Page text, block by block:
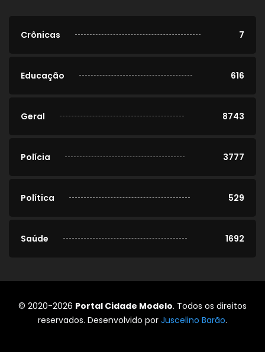
Crônicas 7
Educação 616
Geral 8743
Polícia 3777
Política 529
Saúde 1692
© 2020-2026 Portal Cidade Modelo. Todos os direitos
reservados. Desenvolvido por Juscelino Barão.